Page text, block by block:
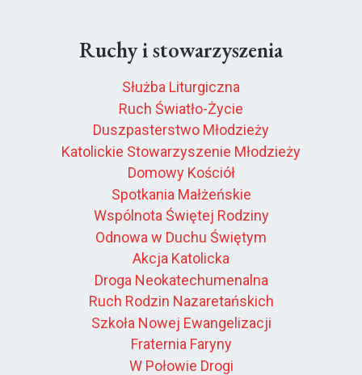
Ruchy i stowarzyszenia
Służba Liturgiczna
Ruch Światło-Życie
Duszpasterstwo Młodzieży
Katolickie Stowarzyszenie Młodzieży
Domowy Kościół
Spotkania Małżeńskie
Wspólnota Świętej Rodziny
Odnowa w Duchu Świętym
Akcja Katolicka
Droga Neokatechumenalna
Ruch Rodzin Nazaretańskich
Szkoła Nowej Ewangelizacji
Fraternia Faryny
W Połowie Drogi